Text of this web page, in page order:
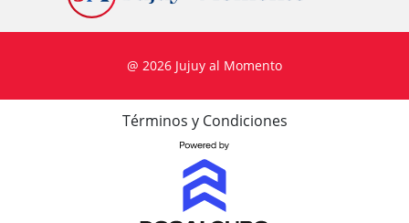
@ 2026 Jujuy al Momento
Términos y Condiciones